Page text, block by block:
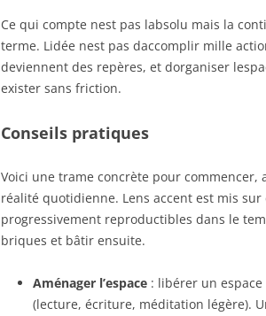
Ce qui compte nest pas labsolu mais la
terme. Lidée nest pas daccomplir mille
deviennent des repères, et dorganiser
exister sans friction.
Conseils pratiques
Voici une trame concrète pour
réalité quotidienne. Lens accent est mis
progressivement reproductibles dans le
briques et bâtir ensuite.
Aménager l’espace : libérer un
(lecture, écriture, méditation légère).